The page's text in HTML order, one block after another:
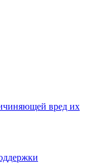
вред их